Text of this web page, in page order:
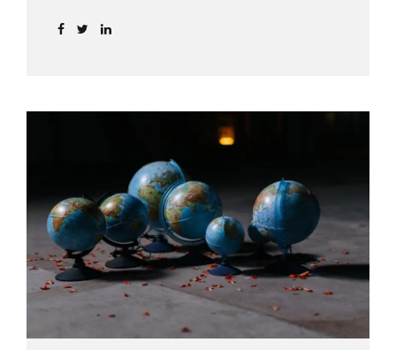
periodo grigio della pandemia da Covid, possiamo
bancario e postale, direttore generale
dell’Accademia di educazione finanziaria presieduta
da Beppe Ghisolfi. Avvocato Rizzo, si sono
registrati cambiamenti sulla percezione della
sicurezza dei propri risparmi? Parto da una
considerazione scientifica. John Ioannidis, noto
professore di medicina, di epidemiologia e...